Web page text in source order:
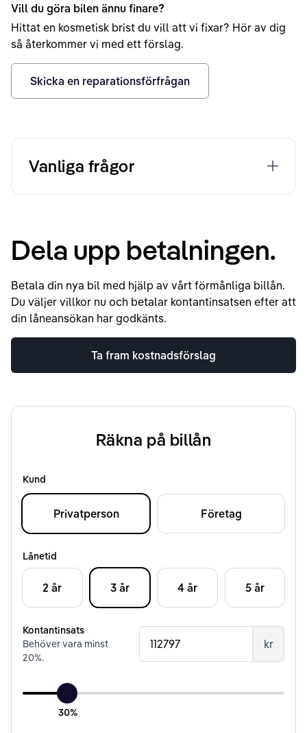
Vill du göra bilen ännu finare?
Hittat en kosmetisk brist du vill att vi fixar? Hör av dig
så återkommer vi med ett förslag.
Skicka en reparationsförfrågan
Vanliga frågor
Dela upp betalningen.
Betala din nya bil med hjälp av vårt förmånliga billån.
Du väljer villkor nu och betalar kontantinsatsen efter att
din låneansökan har godkänts.
Ta fram kostnadsförslag
Räkna på billån
Kund
Privatperson Företag
Lånetid
2 år 3 år 4 år 5 år
Kontantinsats
Behöver vara minst
20%.
kr
30%